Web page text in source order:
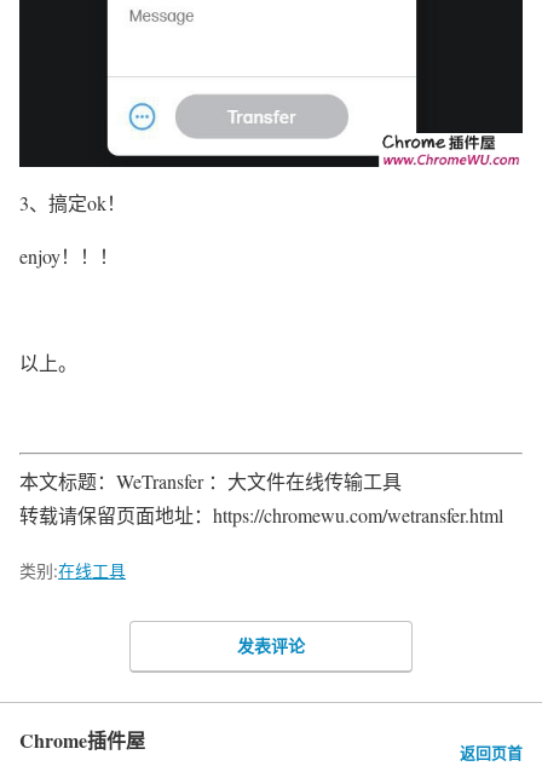
3、搞定ok！
enjoy！！！
以上。
本文标题：WeTransfer ：大文件在线传输工具
转载请保留页面地址：https://chromewu.com/wetransfer.html
类别:在线工具
发表评论
Chrome插件屋 返回页首